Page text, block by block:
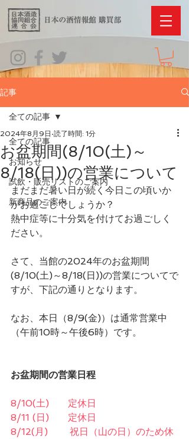
記事
全ての記事
お知らせ
試飲・販売リストのご案内
新商品のご案内
全ての記事
お盆期間(8/10(土)～
8/18(日))の営業について
2024年8月9日 読了時間: 1分
まだまだ暑い日が続く今日この頃いか
がお過ごしでしょうか？
熱中症等に十分気を付けてお過ごしく
ださい。
さて、当館の2024年のお盆期間
(8/10(土)～8/18(日))の営業についてで
すが、下記の通りとなります。
なお、本日（8/9(金)）は通常営業中
（午前10時～午後6時）です。
お盆期間の営業日程
8/10(土)　　定休日
8/11 (日)　　定休日
8/12(月) 　　祝日（山の日）のため休